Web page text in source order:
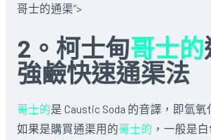
哥士的通渠”>
2。柯士甸哥士的
強鹼快速通渠法
哥士的是 Caustic Soda 的音譯，即氫
如果是購買通渠用的哥士的 ，一般是